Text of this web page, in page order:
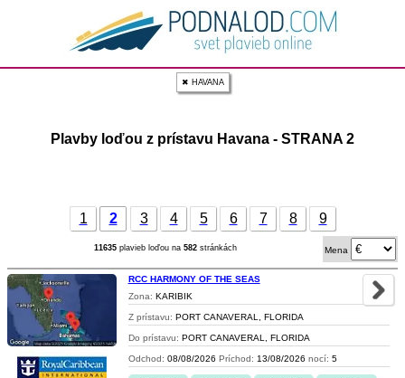
✖ HAVANA
Plavby loďou z prístavu Havana - STRANA 2
1 2 3 4 5 6 7 8 9
11635plavieb loďou na 582stránkách Mena
RCC HARMONY OF THE SEAS
Zona: KARIBIK
Z prístavu: PORT CANAVERAL, FLORIDA
Do prístavu: PORT CANAVERAL, FLORIDA
Odchod: 08/08/2026 Príchod: 13/08/2026 nocí: 5